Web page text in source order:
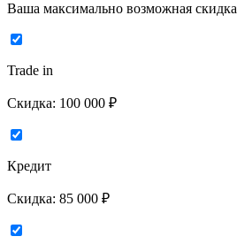
Ваша максимально возможная скидка
Trade in
Скидка: 100 000 ₽
Кредит
Скидка: 85 000 ₽